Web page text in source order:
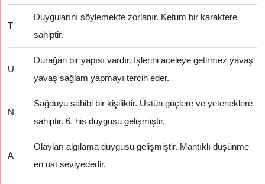
T
Duygularını söylemekte zorlanır. Ketum bir karaktere
sahiptir.
U
Durağan bir yapısı vardır. İşlerini aceleye getirmez yavaş
yavaş sağlam yapmayı tercih eder.
N
Sağduyu sahibi bir kişiliktir. Üstün güçlere ve yeteneklere
sahiptir. 6. his duygusu gelişmiştir.
A
Olayları algılama duygusu gelişmiştir. Mantıklı düşünme
en üst seviyededir.